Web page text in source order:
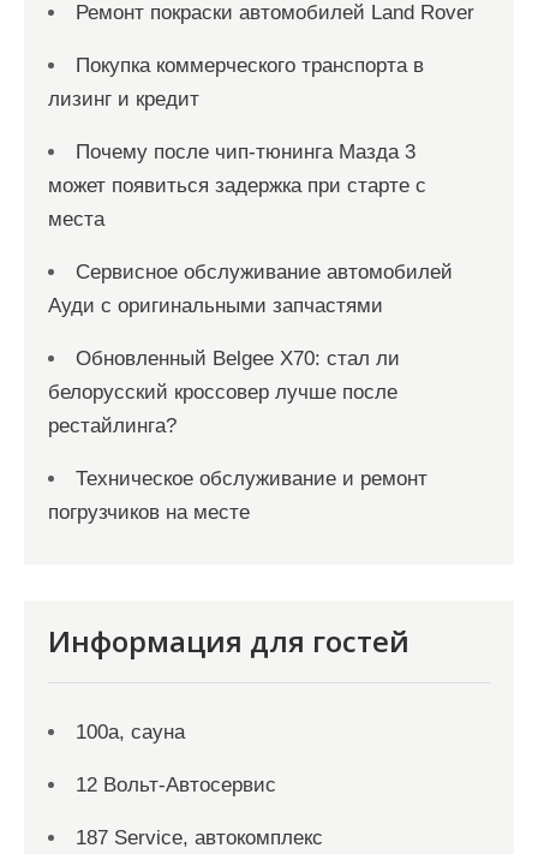
Ремонт покраски автомобилей Land Rover
Покупка коммерческого транспорта в
лизинг и кредит
Почему после чип-тюнинга Мазда 3
может появиться задержка при старте с
места
Сервисное обслуживание автомобилей
Ауди с оригинальными запчастями
Обновленный Belgee X70: стал ли
белорусский кроссовер лучше после
рестайлинга?
Техническое обслуживание и ремонт
погрузчиков на месте
Информация для гостей
100а, сауна
12 Вольт-Автосервис
187 Service, автокомплекс